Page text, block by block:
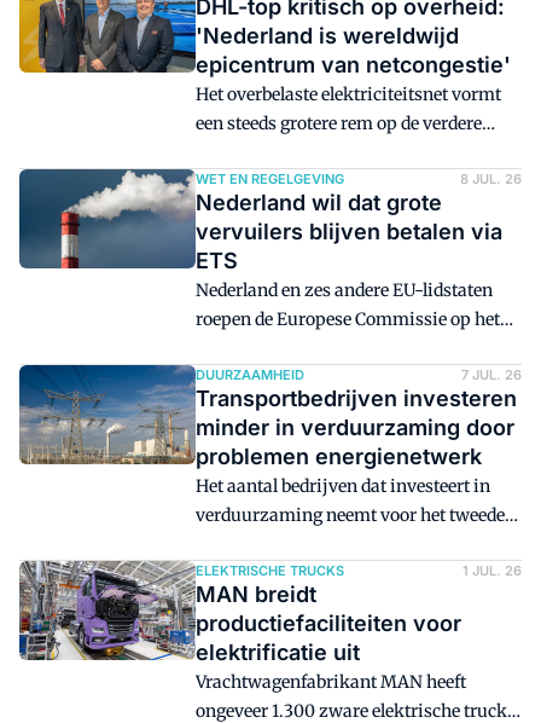
DHL-top kritisch op overheid:
'Nederland is wereldwijd
epicentrum van netcongestie'
Het overbelaste elektriciteitsnet vormt
een steeds grotere rem op de verdere
Tijdens een internationale conferentie
van DHL uitte de top van het concern
felle kritiek op de situatie en werd
Nederland met een glimlach bestempeld
als het 'wereldwijde epicentrum' van
netcongestie.
WET EN REGELGEVING 8 JUL. 26
Nederland wil dat grote
vervuilers blijven betalen via
ETS
Nederland en zes andere EU-lidstaten
roepen de Europese Commissie op het
overeind te houden.
DUURZAAMHEID 7 JUL. 26
Transportbedrijven investeren
minder in verduurzaming door
problemen energienetwerk
Het aantal bedrijven dat investeert in
verduurzaming neemt voor het tweede
de sector vervoer en opslag dat investeert
in verduurzaming neemt af. Eén van de
redenen is een beperking in het
(energie)netwerk.
ELEKTRISCHE TRUCKS 1 JUL. 26
MAN breidt
productiefaciliteiten voor
elektrificatie uit
Vrachtwagenfabrikant MAN heeft
ongeveer 1.300 zware elektrische trucks